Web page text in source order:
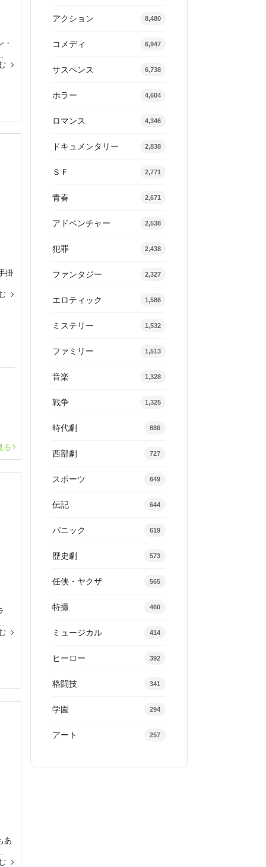
掛
る
あ
アクション 8,480
コメディ 6,947
サスペンス 6,738
ホラー 4,604
ロマンス 4,346
ドキュメンタリー 2,838
ＳＦ 2,771
青春 2,671
アドベンチャー 2,538
犯罪 2,438
ファンタジー 2,327
エロティック 1,586
ミステリー 1,532
ファミリー 1,513
音楽 1,328
戦争 1,325
時代劇 886
西部劇 727
スポーツ 649
伝記 644
パニック 619
歴史劇 573
任侠・ヤクザ 565
特撮 460
ミュージカル 414
ヒーロー 392
格闘技 341
学園 294
アート 257